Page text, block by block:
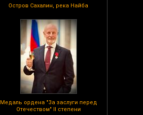
Остров Сахалин, река Найба
Медаль ордена "За заслуги перед
Отечеством" II степени